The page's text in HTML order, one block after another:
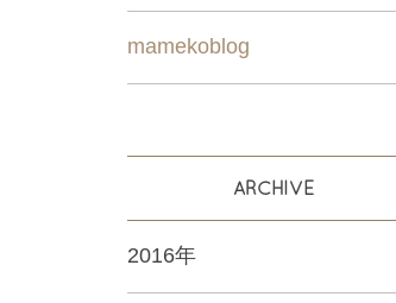
mamekoblog
ARCHIVE
2016年